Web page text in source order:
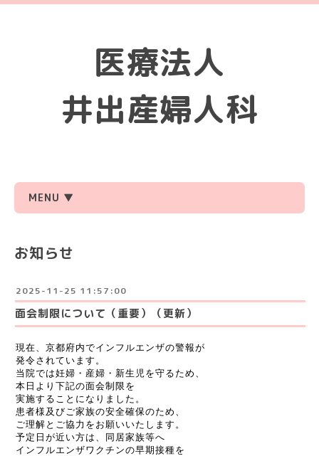
医療法人
井出産婦人科
MENU ▼
お知らせ
2025-11-25 11:57:00
面会制限について（重要）（更新）
現在、京都府内でインフルエンザの警報が
発令されています。
当院では妊婦・産婦・新生児を守るため、
本日より下記の面会制限を
実施することになりました。
患者様及びご家族の安全確保のため、
ご理解とご協力をお願いいたします。
予定日が近い方は、同居家族等へ
インフルエンザワクチンの早期接種を